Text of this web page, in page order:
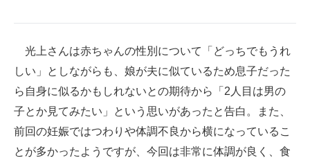
光上さんは赤ちゃんの性別について「どっちでもうれ
しい」としながらも、娘が夫に似ているため息子だった
ら自身に似るかもしれないとの期待から「2人目は男の
子とか見てみたい」という思いがあったと告白。また、
前回の妊娠ではつわりや体調不良から横になっているこ
とが多かったようですが、今回は非常に体調が良く、食